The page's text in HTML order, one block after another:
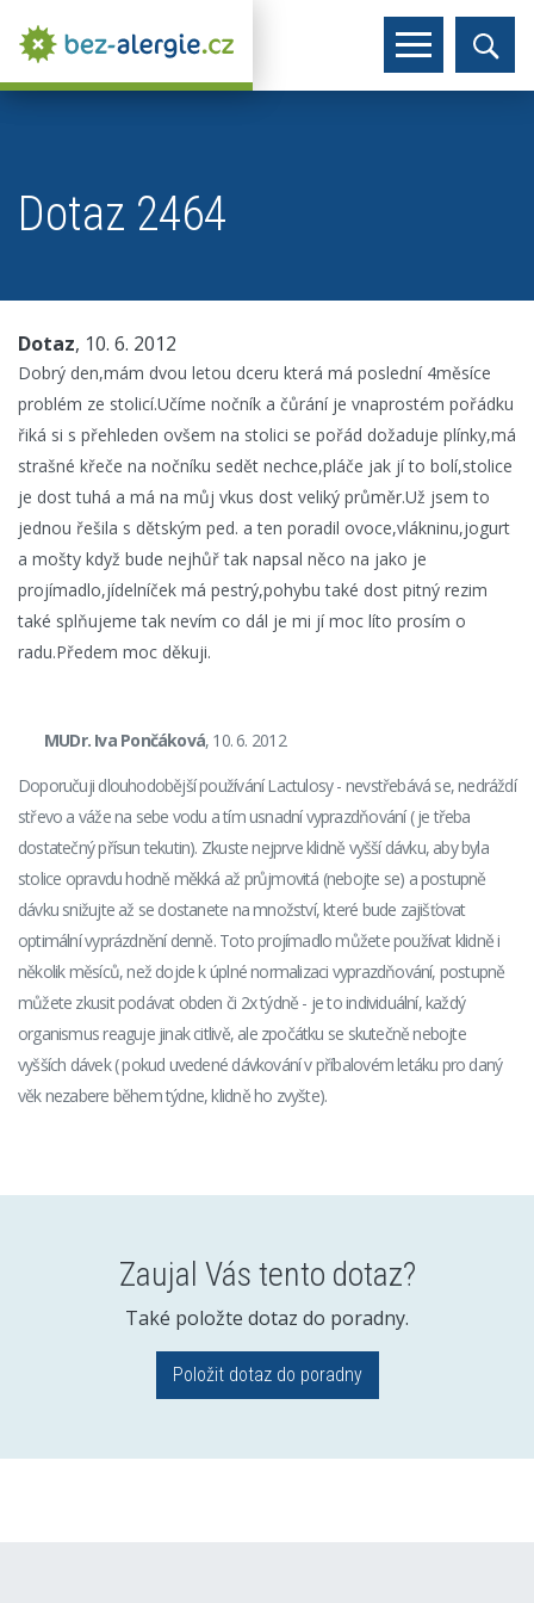
Dotaz 2464
Dotaz, 10. 6. 2012
Dobrý den,mám dvou letou dceru která má poslední 4měsíce
problém ze stolicí.Učíme nočník a čůrání je vnaprostém pořádku
řiká si s přehleden ovšem na stolici se pořád dožaduje plínky,má
strašné křeče na nočníku sedět nechce,pláče jak jí to bolí,stolice
je dost tuhá a má na můj vkus dost veliký průměr.Už jsem to
jednou řešila s dětským ped. a ten poradil ovoce,vlákninu,jogurt
a mošty když bude nejhůř tak napsal něco na jako je
projímadlo,jídelníček má pestrý,pohybu také dost pitný rezim
také splňujeme tak nevím co dál je mi jí moc líto prosím o
radu.Předem moc děkuji.
MUDr. Iva Pončáková, 10. 6. 2012
Doporučuji dlouhodobější používání Lactulosy - nevstřebává se, nedráždí
střevo a váže na sebe vodu a tím usnadní vyprazdňování ( je třeba
dostatečný přísun tekutin). Zkuste nejprve klidně vyšší dávku, aby byla
stolice opravdu hodně měkká až průjmovitá (nebojte se) a postupně
dávku snižujte až se dostanete na množství, které bude zajišťovat
optimální vyprázdnění denně. Toto projímadlo můžete používat klidně i
několik měsíců, než dojde k úplné normalizaci vyprazdňování, postupně
můžete zkusit podávat obden či 2x týdně - je to individuální, každý
organismus reaguje jinak citlivě, ale zpočátku se skutečně nebojte
vyšších dávek ( pokud uvedené dávkování v příbalovém letáku pro daný
věk nezabere během týdne, klidně ho zvyšte).
Zaujal Vás tento dotaz?
Také položte dotaz do poradny.
Položit dotaz do poradny